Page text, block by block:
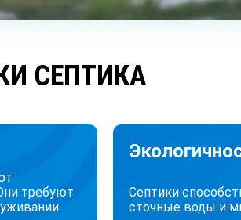
СЕПТИКА
требуют
Септики
сточные воды и